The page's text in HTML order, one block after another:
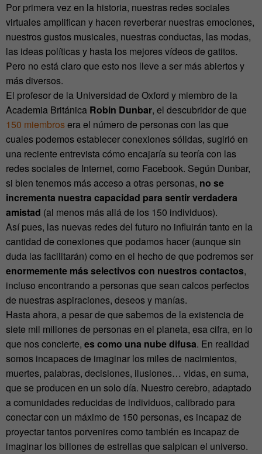
Por primera vez en la historia, nuestras redes sociales
virtuales amplifican y hacen reverberar nuestras emociones,
nuestros gustos musicales, nuestras conductas, las modas,
las ideas políticas y hasta los mejores vídeos de gatitos.
Pero no está claro que esto nos lleve a ser más abiertos y
más diversos.
El profesor de la Universidad de Oxford y miembro de la
Academia Británica Robin Dunbar, el descubridor de que
150 miembrosera el número de personas con las que
cuales podemos establecer conexiones sólidas, sugirió en
una reciente entrevista cómo encajaría su teoría con las
redes sociales de Internet, como Facebook. Según Dunbar,
si bien tenemos más acceso a otras personas, no se
incrementa nuestra capacidad para sentir verdadera
amistad (al menos más allá de los 150 individuos).
Así pues, las nuevas redes del futuro no influirán tanto en la
cantidad de conexiones que podamos hacer (aunque sin
duda las facilitarán) como en el hecho de que podremos ser
enormemente más selectivos con nuestros contactos,
incluso encontrando a personas que sean calcos perfectos
de nuestras aspiraciones, deseos y manías.
Hasta ahora, a pesar de que sabemos de la existencia de
siete mil millones de personas en el planeta, esa cifra, en lo
que nos concierte, es como una nube difusa. En realidad
somos incapaces de imaginar los miles de nacimientos,
muertes, palabras, decisiones, ilusiones… vidas, en suma,
que se producen en un solo día. Nuestro cerebro, adaptado
a comunidades reducidas de individuos, calibrado para
conectar con un máximo de 150 personas, es incapaz de
proyectar tantos porvenires como también es incapaz de
imaginar los billones de estrellas que salpican el universo.